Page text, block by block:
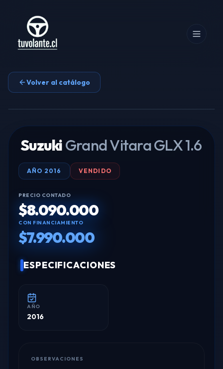
Volver al catálogo
SuzukiGrand Vitara GLX 1.6
AÑO 2016 VENDIDO
PRECIO CONTADO
$8.090.000
CON FINANCIAMIENTO
$7.990.000
ESPECIFICACIONES
AÑO
2016
OBSERVACIONES